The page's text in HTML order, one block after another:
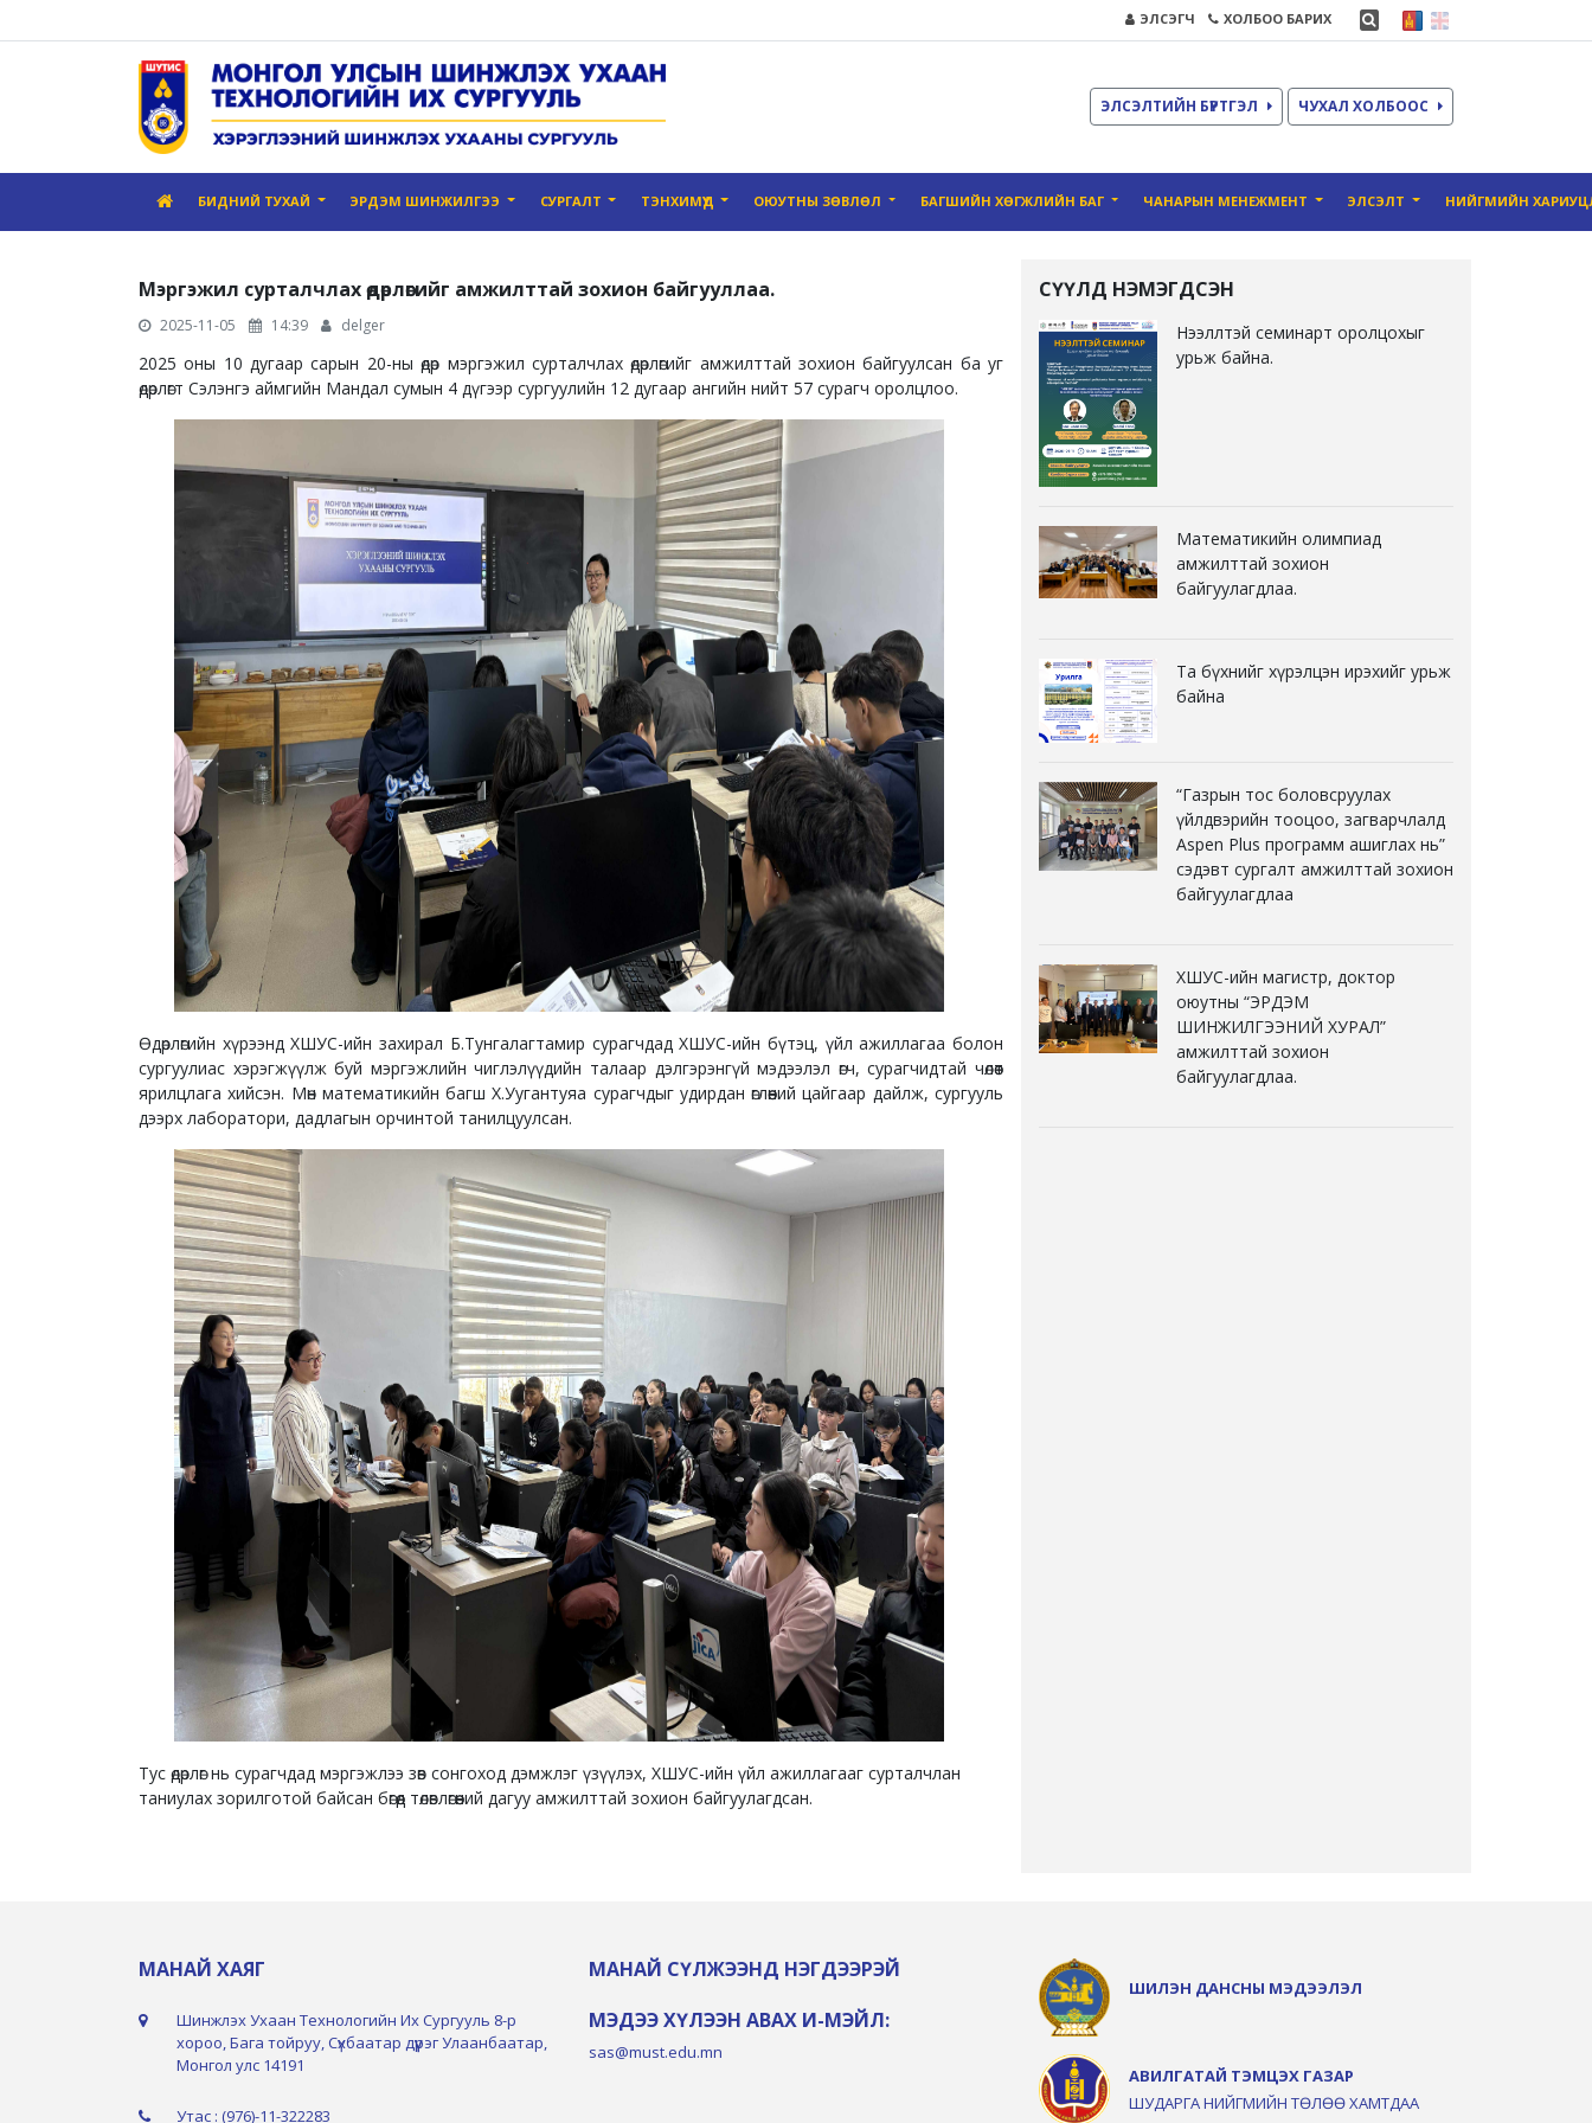
ЭЛСЭГЧ ХОЛБОО БАРИХ
ЭЛСЭЛТИЙН БҮРТГЭЛ ЧУХАЛ ХОЛБООС
БИДНИЙ ТУХАЙ ЭРДЭМ ШИНЖИЛГЭЭ СУРГАЛТ ТЭНХИМҮҮД ОЮУТНЫ ЗӨВЛӨЛ БАГШИЙН ХӨГЖЛИЙН БАГ ЧАНАРЫН MЕНЕЖМЕНТ ЭЛСЭЛТ НИЙГМИЙН
Мэргэжил сурталчлах өдөрлөгийг амжилттай зохион байгууллаа.
2025-11-05 14:39 delger
2025 оны 10 дугаар сарын 20-ны өдөр мэргэжил сурталчлах өдөрлөгийг амжилттай зохион байгуулсан ба уг
өдөрлөгт Сэлэнгэ аймгийн Мандал сумын 4 дүгээр сургуулийн 12 дугаар ангийн нийт 57 сурагч оролцлоо.
Өдөрлөгийн хүрээнд ХШУС-ийн захирал Б.Тунгалагтамир сурагчдад ХШУС-ийн бүтэц, үйл ажиллагаа болон
сургуулиас хэрэгжүүлж буй мэргэжлийн чиглэлүүдийн талаар дэлгэрэнгүй мэдээлэл өгч, сурагчидтай чөлөөт
ярилцлага хийсэн. Мөн математикийн багш Х.Уугантуяа сурагчдыг удирдан өглөөний цайгаар дайлж, сургууль
дээрх лаборатори, дадлагын орчинтой танилцуулсан.
Тус өдөрлөг нь сурагчдад мэргэжлээ зөв сонгоход дэмжлэг үзүүлэх, ХШУС-ийн үйл ажиллагааг сурталчлан
таниулах зорилготой байсан бөгөөд төлөвлөгөөний дагуу амжилттай зохион байгуулагдсан.
СҮҮЛД НЭМЭГДСЭН
Нээллтэй семинарт оролцохыг
урьж байна.
Математикийн олимпиад
амжилттай зохион
байгуулагдлаа.
Та бүхнийг хүрэлцэн ирэхийг урьж
байна
“Газрын тос боловсруулах
үйлдвэрийн тооцоо, загварчлалд
Aspen Plus программ ашиглах нь”
сэдэвт сургалт амжилттай зохион
байгуулагдлаа
ХШУС-ийн магистр, доктор
оюутны “ЭРДЭМ
ШИНЖИЛГЭЭНИЙ ХУРАЛ”
амжилттай зохион
байгуулагдлаа.
МАНАЙ ХАЯГ
Шинжлэх Ухаан Технологийн Их Сургууль 8-р
хороо, Бага тойруу, Сүхбаатар дүүрэг Улаанбаатар,
Монгол улс 14191
Утас : (976)-11-322283
МАНАЙ СҮЛЖЭЭНД НЭГДЭЭРЭЙ
МЭДЭЭ ХҮЛЭЭН АВАХ И-МЭЙЛ:
sas@must.edu.mn
ШИЛЭН ДАНСНЫ МЭДЭЭЛЭЛ
АВИЛГАТАЙ ТЭМЦЭХ ГАЗАР
ШУДАРГА НИЙГМИЙН ТӨЛӨӨ ХАМТДАА